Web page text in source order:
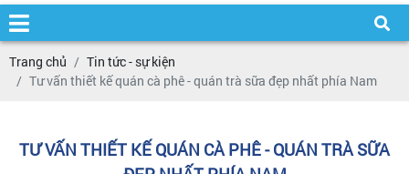
Trang chủ
Tin tức - sự kiện
Tư vấn thiết kế quán cà phê - quán trà sữa đẹp nhất phía Nam
TƯ VẤN THIẾT KẾ QUÁN CÀ PHÊ - QUÁN TRÀ SỮA